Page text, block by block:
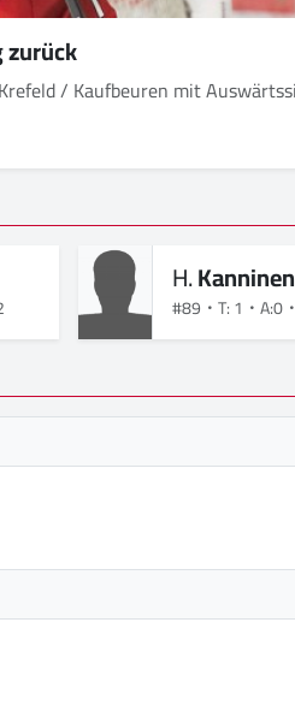
zurück
/ Kaufbeuren mit
H.Kanninen
#89 T: 1 A:0